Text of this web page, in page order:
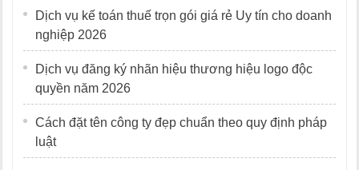
Dịch vụ kế toán thuế trọn gói giá rẻ Uy tín cho doanh
nghiệp 2026
Dịch vụ đăng ký nhãn hiệu thương hiệu logo độc
quyền năm 2026
Cách đặt tên công ty đẹp chuẩn theo quy định pháp
luật